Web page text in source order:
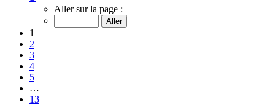
sur
Aller sur la page :
1
2
3
4
5
…
13